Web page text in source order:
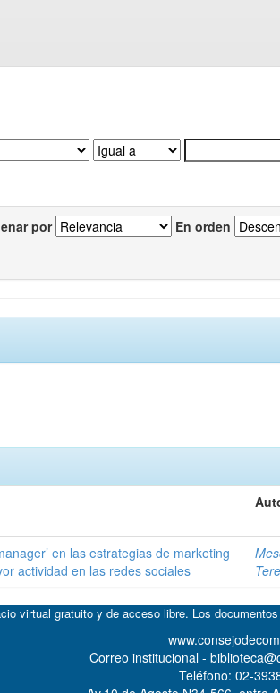
por En orden
en las estrategias de marketing
actividad en las redes sociales
virtual gratuito y de acceso libre. Los
Correo institucional -
Teléfono: 02-